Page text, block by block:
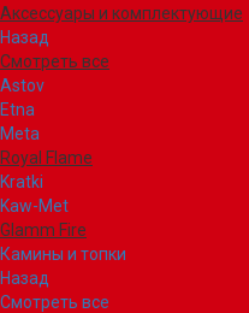
Аксессуары и комплектующие
Назад
Смотреть все
Astov
Etna
Meta
Royal Flame
Kratki
Kaw-Met
Glamm Fire
Камины и топки
Назад
Смотреть все